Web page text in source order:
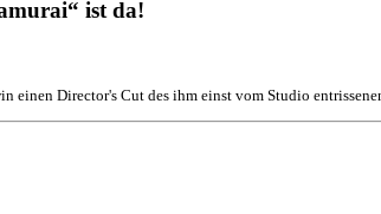
ist da!
einen Director's Cut des ihm einst vom Studio